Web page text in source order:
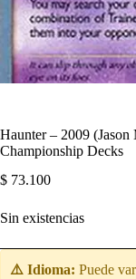
Haunter – 2009
Championship Decks
$ 73.100
Sin existencias
⚠️ Idioma: Puede